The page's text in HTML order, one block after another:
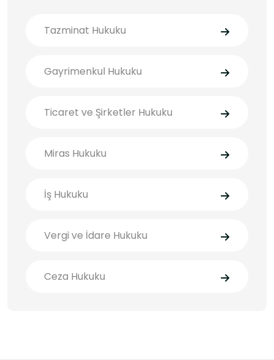
Tazminat Hukuku
Gayrimenkul Hukuku
Ticaret ve Şirketler Hukuku
Miras Hukuku
İş Hukuku
Vergi ve İdare Hukuku
Ceza Hukuku